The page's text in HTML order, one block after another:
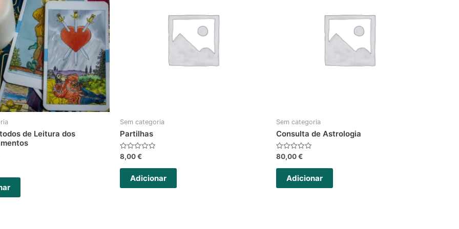
de Leitura dos
Sem categoria
Partilhas
Avaliação
0
de
8,00€
Adicionar
Sem categoria
Consulta de Astrologia
Avaliação
0
de
80,00€
Adicionar